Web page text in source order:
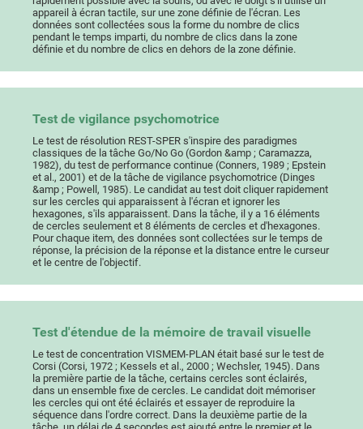
appareil à écran tactile, sur une zone définie de l'écran. Les
données sont collectées sous la forme du nombre de clics
pendant le temps imparti, du nombre de clics dans la zone
définie et du nombre de clics en dehors de la zone définie.
Test de vigilance psychomotrice
Le test de résolution REST-SPER s'inspire des paradigmes
classiques de la tâche Go/No Go (Gordon &amp ; Caramazza,
1982), du test de performance continue (Conners, 1989 ; Epstein
et al., 2001) et de la tâche de vigilance psychomotrice (Dinges
&amp ; Powell, 1985). Le candidat au test doit cliquer rapidement
sur les cercles qui apparaissent à l'écran et ignorer les
hexagones, s'ils apparaissent. Dans la tâche, il y a 16 éléments
de cercles seulement et 8 éléments de cercles et d'hexagones.
Pour chaque item, des données sont collectées sur le temps de
réponse, la précision de la réponse et la distance entre le curseur
et le centre de l'objectif.
Test d'étendue de la mémoire de travail visuelle
Le test de concentration VISMEM-PLAN était basé sur le test de
Corsi (Corsi, 1972 ; Kessels et al., 2000 ; Wechsler, 1945). Dans
la première partie de la tâche, certains cercles sont éclairés,
dans un ensemble fixe de cercles. Le candidat doit mémoriser
les cercles qui ont été éclairés et essayer de reproduire la
séquence dans l'ordre correct. Dans la deuxième partie de la